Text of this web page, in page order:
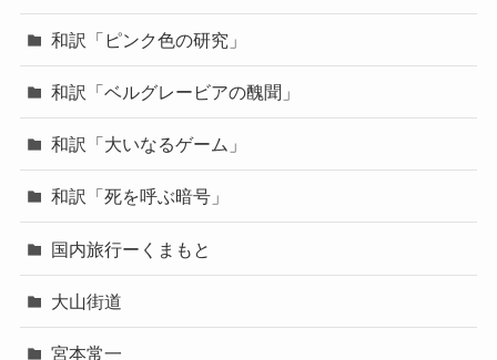
和訳「ピンク色の研究」
和訳「ベルグレービアの醜聞」
和訳「大いなるゲーム」
和訳「死を呼ぶ暗号」
国内旅行ーくまもと
大山街道
宮本常一